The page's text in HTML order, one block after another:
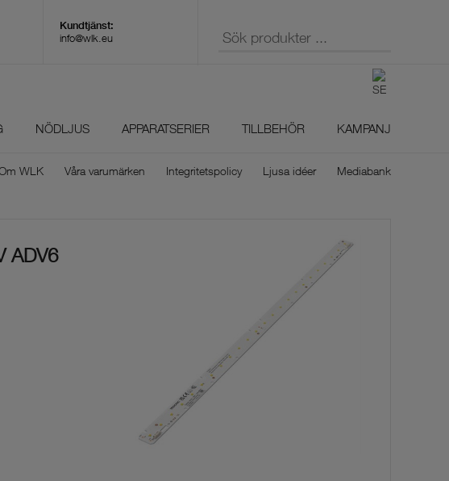
info@wlk.eu
NÖDLJUS APPARATSERIER TILLBEHÖR KAMPANJ
WLK Våra varumärken Integritetspolicy Ljusa idéer Mediabank
ADV6